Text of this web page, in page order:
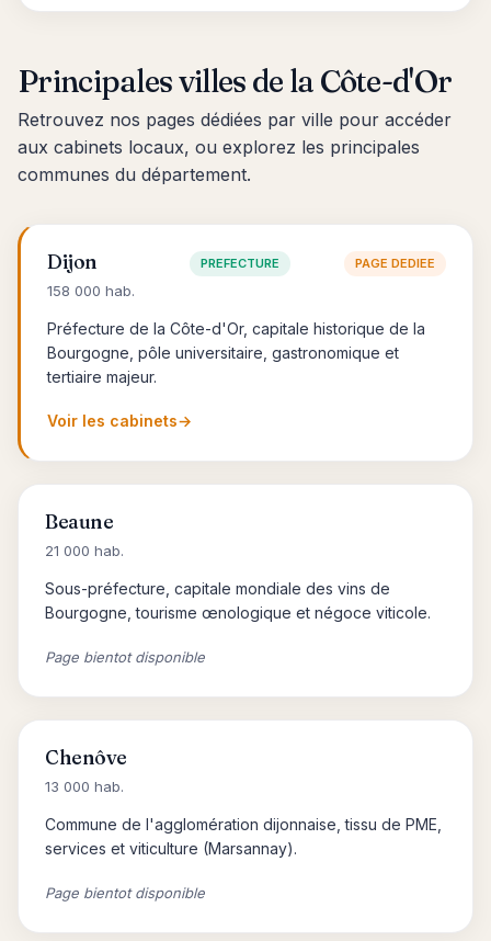
Principales villes de la Côte-d'Or
Retrouvez nos pages dédiées par ville pour accéder
aux cabinets locaux, ou explorez les principales
communes du département.
Dijon
158 000 hab.
PREFECTURE PAGE DEDIEE
Préfecture de la Côte-d'Or, capitale historique de la
Bourgogne, pôle universitaire, gastronomique et
tertiaire majeur.
Voir les cabinets→
Beaune
21 000 hab.
Sous-préfecture, capitale mondiale des vins de
Bourgogne, tourisme œnologique et négoce viticole.
Page bientot disponible
Chenôve
13 000 hab.
Commune de l'agglomération dijonnaise, tissu de PME,
services et viticulture (Marsannay).
Page bientot disponible